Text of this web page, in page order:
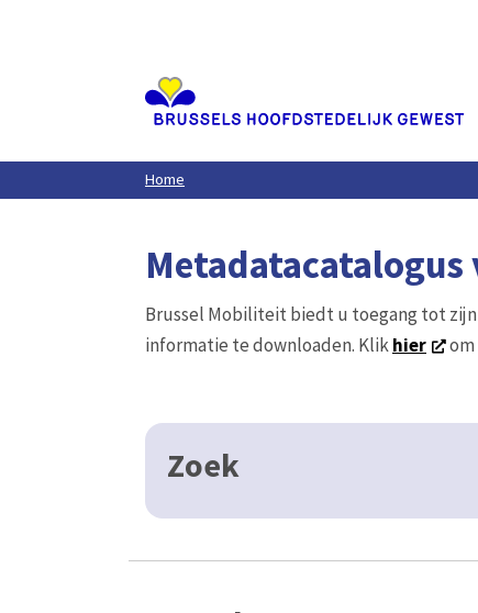
Home
Brussel Mobiliteit biedt u toegang tot
informatie te downloaden. Klikhier
Zoek